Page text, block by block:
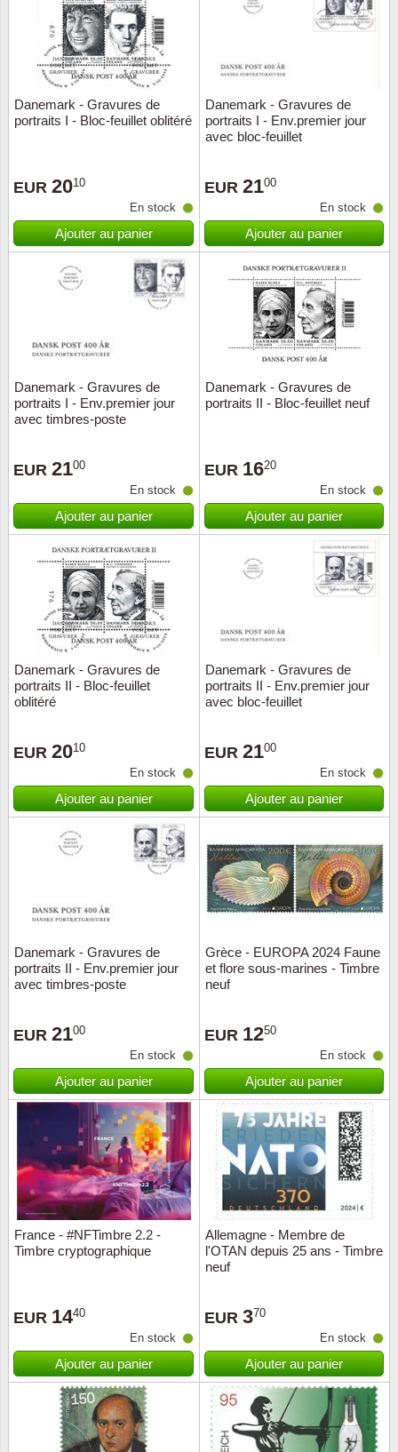
Danemark - Gravures de
portraits I - Bloc-feuillet oblitéré
EUR 2010
En stock
Ajouter au panier
Danemark - Gravures de
portraits I - Env.premier jour
avec bloc-feuillet
EUR 2100
En stock
Ajouter au panier
Danemark - Gravures de
portraits I - Env.premier jour
avec timbres-poste
EUR 2100
En stock
Ajouter au panier
Danemark - Gravures de
portraits II - Bloc-feuillet neuf
EUR 1620
En stock
Ajouter au panier
Danemark - Gravures de
portraits II - Bloc-feuillet
oblitéré
EUR 2010
En stock
Ajouter au panier
Danemark - Gravures de
portraits II - Env.premier jour
avec bloc-feuillet
EUR 2100
En stock
Ajouter au panier
Danemark - Gravures de
portraits II - Env.premier jour
avec timbres-poste
EUR 2100
En stock
Ajouter au panier
Grèce - EUROPA 2024 Faune
et flore sous-marines - Timbre
neuf
EUR 1250
En stock
Ajouter au panier
France - #NFTimbre 2.2 -
Timbre cryptographique
EUR 1440
En stock
Ajouter au panier
Allemagne - Membre de
l'OTAN depuis 25 ans - Timbre
neuf
EUR 370
En stock
Ajouter au panier